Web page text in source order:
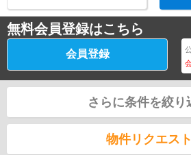
無料会員登録はこちら
会員登録
さらに条件を絞り
物件リクエスト